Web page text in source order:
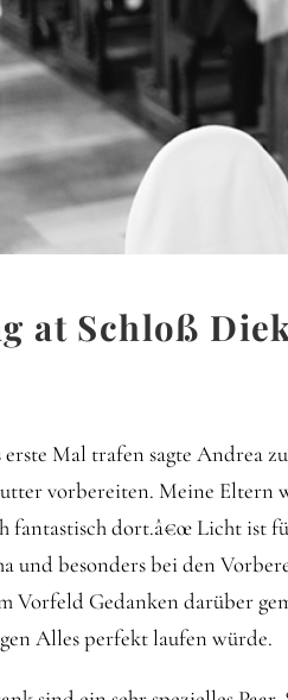
at Schloß
erste Mal trafen sagte Andrea
vorbereiten. Meine Eltern
fantastisch dort.â€œ Licht ist
und besonders bei den
Vorfeld Gedanken darüber
Alles perfekt laufen würde.